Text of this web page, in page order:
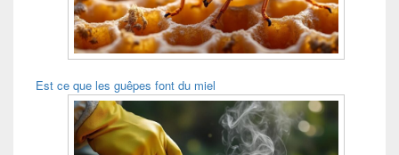
Est ce que les guêpes font du miel